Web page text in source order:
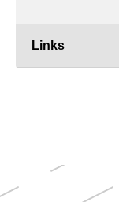
Links
Weitere
Themen